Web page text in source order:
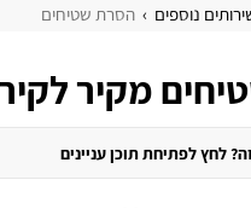
נוספים הסרת שטיחים
מקיר
לחץ לפתיחת תוכן עניינים